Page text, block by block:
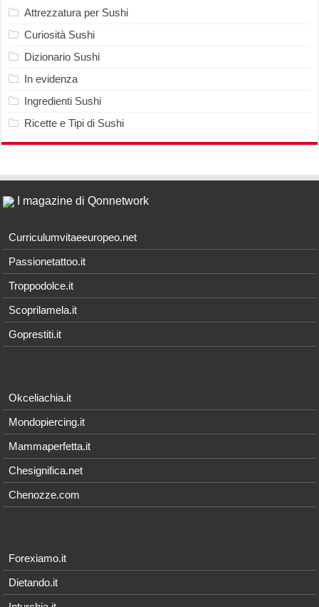
Attrezzatura per Sushi
Curiosità Sushi
Dizionario Sushi
In evidenza
Ingredienti Sushi
Ricette e Tipi di Sushi
I magazine di Qonnetwork
Curriculumvitaeeuropeo.net
Passionetattoo.it
Troppodolce.it
Scoprilamela.it
Goprestiti.it
Okceliachia.it
Mondopiercing.it
Mammaperfetta.it
Chesignifica.net
Chenozze.com
Forexiamo.it
Dietando.it